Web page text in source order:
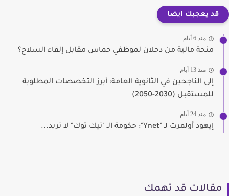
قد يعجبك ايضا
منذ 6 أيام
منحة مالية من دحلان لموظفي حماس مقابل إلقاء السلاح؟
منذ 13 أيام
إلى الناجحين في الثانوية العامة: أبرز التخصصات المطلوبة
للمستقبل (2030-2050)
منذ 24 أيام
إيهود أولمرت لـ "Ynet": حكومة الـ "تيك توك" لا تريد...
مقالات قد تهمك